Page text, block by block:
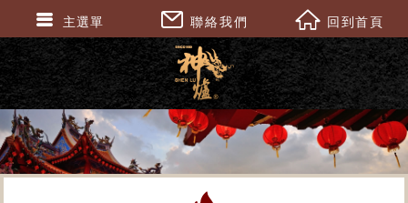
主選單 聯絡我們 回到首頁